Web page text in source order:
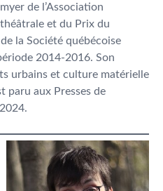
de l’Association
et du Prix du
la Société québécoise
2014-2016. Son
urbains et culture matérielle
paru aux Presses de